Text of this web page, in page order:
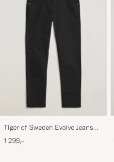
Tiger of Sweden Evolve Jeans
Forever Black
1 299,-